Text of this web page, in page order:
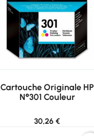
Cartouche Originale HP
N°301 Couleur
30,26 €